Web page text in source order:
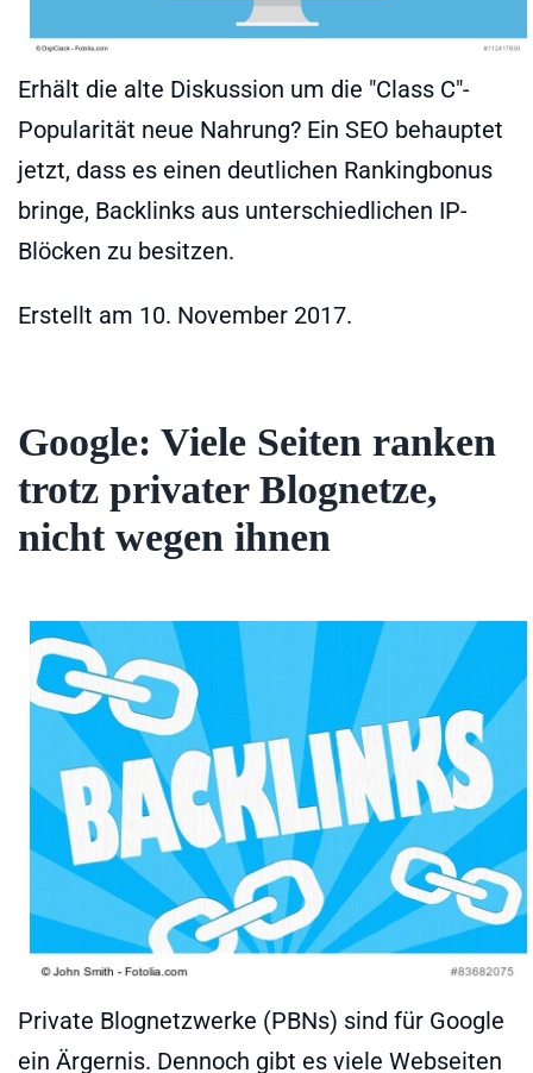
Erhält die alte Diskussion um die "Class C"-
Popularität neue Nahrung? Ein SEO behauptet
jetzt, dass es einen deutlichen Rankingbonus
bringe, Backlinks aus unterschiedlichen IP-
Blöcken zu besitzen.
Erstellt am 10. November 2017.
Google: Viele Seiten ranken
trotz privater Blognetze,
nicht wegen ihnen
Private Blognetzwerke (PBNs) sind für Google
ein Ärgernis. Dennoch gibt es viele Webseiten